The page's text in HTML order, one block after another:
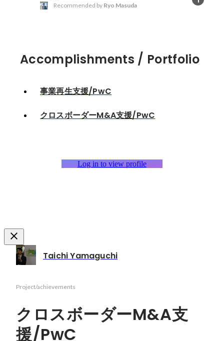
Recommended by Ryo Masuda
Accomplishments / Portfolio
事業再生支援/PwC
クロスボーダーM&A支援/PwC
Log in to view profile
Taichi Yamaguchi
Project/achievements
クロスボーダーM&A支
援/PwC